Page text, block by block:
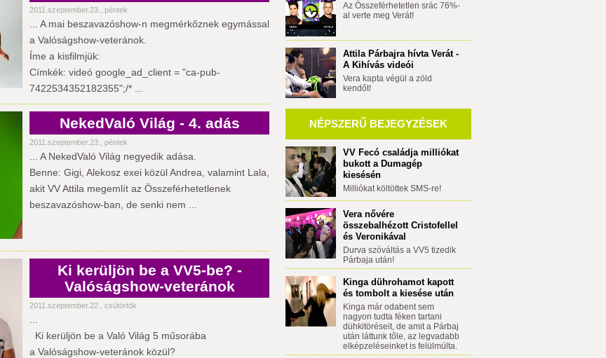
2011.szeptember.23., péntek
... A mai beszavazóshow-n megmérkőznek egymással
a Valóságshow-veteránok.
Íme a kisfilmjük:
Címkék: videó google_ad_client = "ca-pub-
7422534352182355";/* ...
NekedValó Világ - 4. adás
2011.szeptember.23., péntek
... A NekedValó Világ negyedik adása.
Benne: Gigi, Alekosz exei közül Andrea, valamint Lala,
akit VV Attila megemlít az Összeférhetetlenek
beszavazóshow-ban, de senki nem ...
Ki kerüljön be a VV5-be? -
Valóságshow-veteránok
2011.szeptember.22., csütörtök
Ki kerüljön be a Való Világ 5 műsorába
a Valóságshow-veteránok közül?
Az Összeférhetetlen srác 76%-
al verte meg Verát!
Attila Párbajra hívta Verát -
A Kihívás videói
Vera kapta végül a zöld
kendőt!
NÉPSZERŰ BEJEGYZÉSEK
VV Fecó családja milliókat
bukott a Dumagép
kiesésén
Milliókat költöttek SMS-re!
Vera nővére
összebalhézott Cristofellel
és Veronikával
Durva szóváltás a VV5 tizedik
Párbaja után!
Kinga dührohamot kapott
és tombolt a kiesése után
Kinga már odabent sem
nagyon tudta féken tartani
dühkitöréseit, de amit a Párbaj
után láttunk tőle, az legvadabb
elképzeléseinket is felülmúlta.